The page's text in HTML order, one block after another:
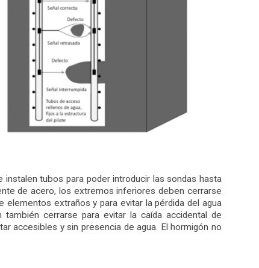
tubos para poder introducir las sondas hasta
de acero, los extremos inferiores deben cerrarse
extraños y para evitar la pérdida del agua
cerrarse para evitar la caída accidental de
accesibles y sin presencia de agua. El hormigón no